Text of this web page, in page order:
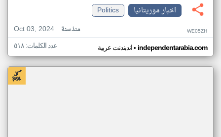
اخبار موريتانيا
Politics
Oct 03, 2024
منذ سنة WE05ZH
اندبندنت عربية• independentarabia.com عدد الكلمات: ٥١٨